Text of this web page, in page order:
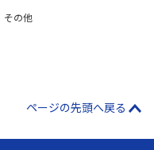
その他
ページの先頭へ戻る